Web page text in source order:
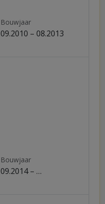
Bouwjaar
09.2010 – 08.2013
Bouwjaar
09.2014 – …